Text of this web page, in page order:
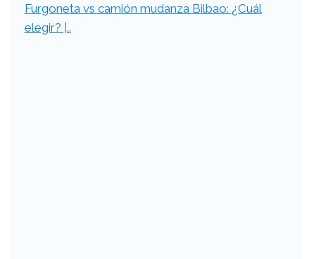
Furgoneta vs camión mudanza Bilbao: ¿Cuál
elegir? |..